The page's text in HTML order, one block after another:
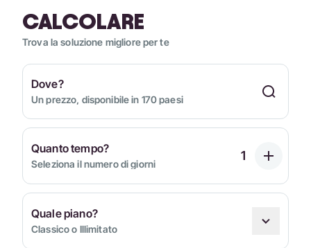
CALCOLARE
Trova la soluzione migliore per te
Dove?
Un prezzo, disponibile in 170 paesi
Quanto tempo?
Seleziona il numero di giorni
Quale piano?
Classico o Illimitato